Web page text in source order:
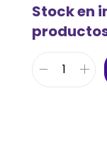
Stock en